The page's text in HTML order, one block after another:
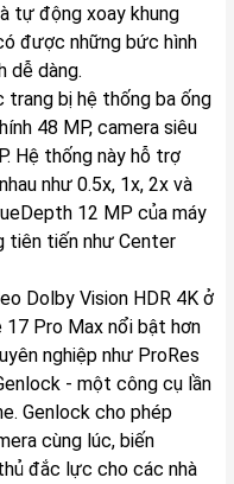
tự động xoay khung
được những bức hình
dễ dàng.
trang bị hệ thống ba ống
48 MP, camera siêu
Hệ thống này hỗ trợ
như 0.5x, 1x, 2x và
12 MP của máy
tiên tiến như Center
Dolby Vision HDR 4K ở
Pro Max nổi bật hơn
nghiệp như ProRes
- một công cụ lần
Genlock cho phép
cùng lúc, biến
đắc lực cho các nhà